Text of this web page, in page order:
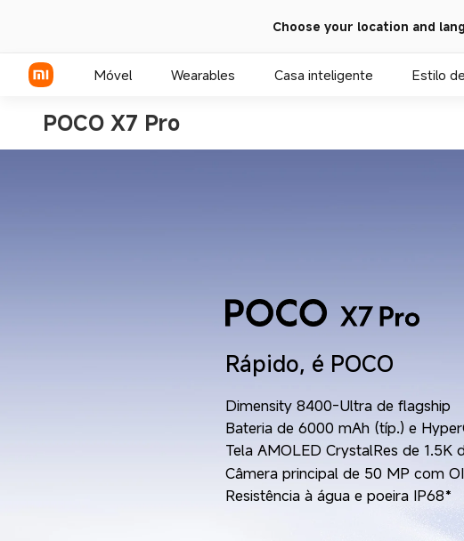
Choose your location and
Móvel Wearables Casa inteligente Estilo
POCO X7 Pro
Rápido, é POCO
Dimensity 8400-Ultra de flagship
Bateria de 6000 mAh (típ.) e
Tela AMOLED CrystalRes de 1.5K
Câmera principal de 50 MP com
Resistência à água e poeira IP68*